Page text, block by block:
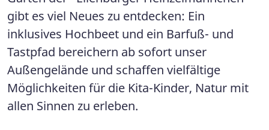
gibt es viel Neues zu entdecken: Ein
inklusives Hochbeet und ein Barfuß- und
Tastpfad bereichern ab sofort unser
Außengelände und schaffen vielfältige
Möglichkeiten für die Kita-Kinder, Natur mit
allen Sinnen zu erleben.